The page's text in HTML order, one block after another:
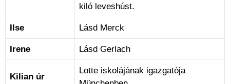
kiló leveshúst.
Ilse Lásd Merck
Irene Lásd Gerlach
Kilian úr
Lotte iskolájának igazgatója